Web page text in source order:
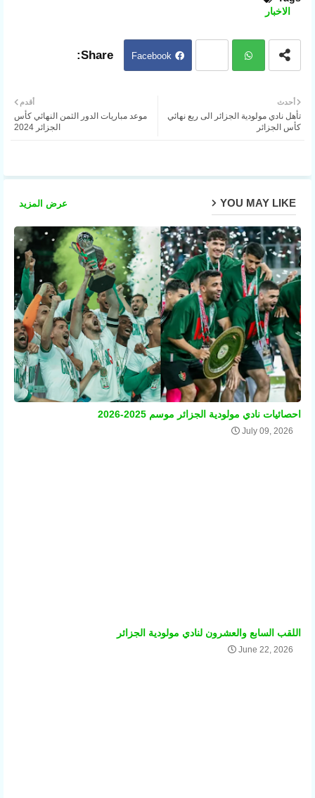
الاخبار
Facebook
atsa
أحدث
تأهل نادي مولودية الجزائر الى ربع نهائي
كأس الجزائر
أقدم
موعد مباريات الدور الثمن النهائي كأس
الجزائر 2024
YOU MAY LIKE عرض المزيد
احصائيات نادي مولودية الجزائر موسم 2025-2026
July 09, 2026
اللقب السابع والعشرون لنادي مولودية الجزائر
June 22, 2026